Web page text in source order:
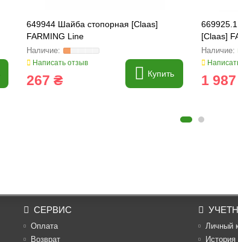
649944 Шайба стопорная [Claas]
FARMING Line
Написать отзыв
267 ₴ Купить
[Claas]
1
СЕРВИС
Оплата
Возврат
Личный
История